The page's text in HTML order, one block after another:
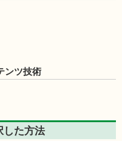
ンツ技術
した方法